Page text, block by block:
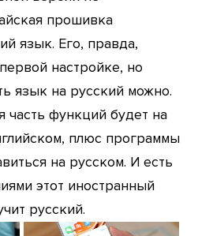
прошивка
язык. Его, правда,
настройке, но
язык на русский можно.
часть функций будет на
плюс программы
на русском. И есть
этот иностранный
русский.